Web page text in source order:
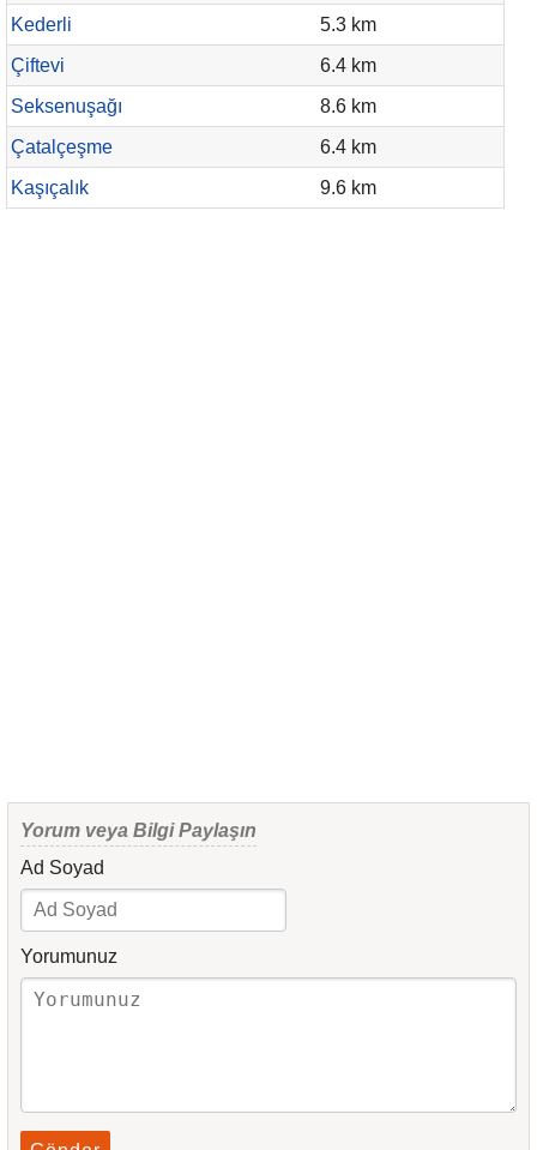
Kederli
5.3 km
Çiftevi
6.4 km
Seksenuşağı
8.6 km
Çatalçeşme
6.4 km
Kaşıçalık
9.6 km
Yorum veya Bilgi Paylaşın
Ad Soyad
Yorumunuz